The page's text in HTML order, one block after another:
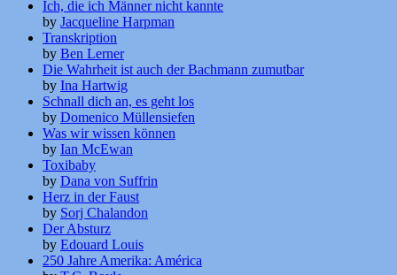
Ich, die ich Männer nicht kannte
by Jacqueline Harpman
Transkription
by Ben Lerner
Die Wahrheit ist auch der Bachmann zumutbar
by Ina Hartwig
Schnall dich an, es geht los
by Domenico Müllensiefen
Was wir wissen können
by Ian McEwan
Toxibaby
by Dana von Suffrin
Herz in der Faust
by Sorj Chalandon
Der Absturz
by Edouard Louis
250 Jahre Amerika: América